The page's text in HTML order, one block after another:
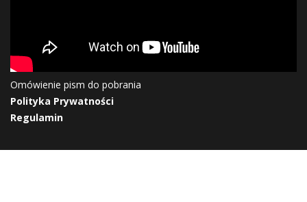
Omówienie pism do pobrania
Polityka Prywatności
Regulamin